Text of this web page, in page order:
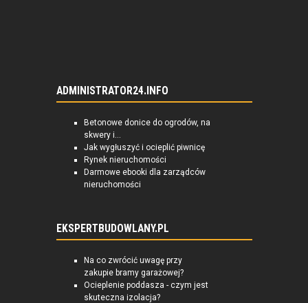
ADMINISTRATOR24.INFO
Betonowe donice do ogrodów, na
skwery i...
Jak wygłuszyć i ocieplić piwnicę
Rynek nieruchomości
Darmowe ebooki dla zarządców
nieruchomości
EKSPERTBUDOWLANY.PL
Na co zwrócić uwagę przy
zakupie bramy garażowej?
Ocieplenie poddasza - czym jest
skuteczna izolacja?